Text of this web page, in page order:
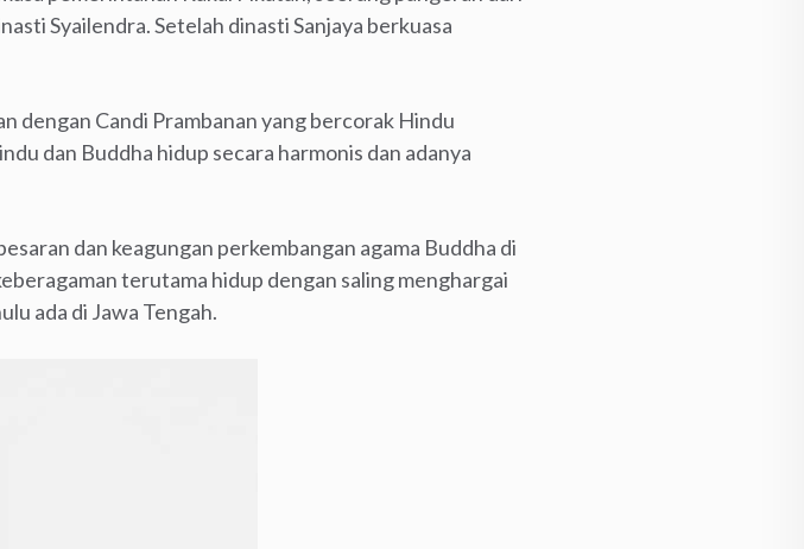
Syailendra. Setelah dinasti Sanjaya berkuasa
dengan Candi Prambanan yang bercorak Hindu
dan Buddha hidup secara harmonis dan adanya
dan keagungan perkembangan agama Buddha di
terutama hidup dengan saling menghargai
ada di Jawa Tengah.